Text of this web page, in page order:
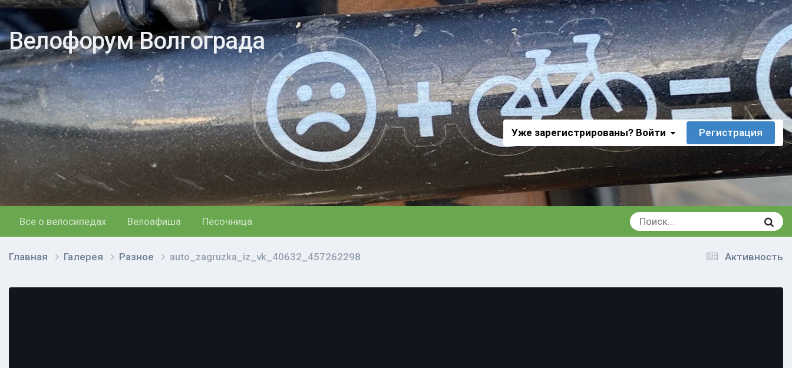
Велофорум Волгограда
Уже зарегистрированы? Войти Регистрация
Все о велосипедах Велоафиша Песочница
Активность
Главная Галерея Разное auto_zagruzka_iz_vk_40632_457262298